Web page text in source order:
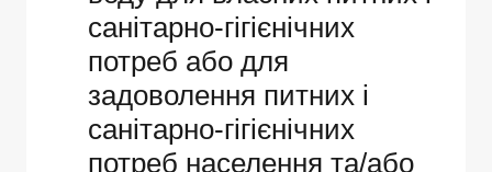
санітарно-гігієнічних
потреб або для
задоволення питних і
санітарно-гігієнічних
потреб населення та/або